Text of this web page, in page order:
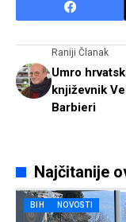
Raniji Članak
Umro
književnik
Barbieri
Najčitanije
BIH NOVOSTI